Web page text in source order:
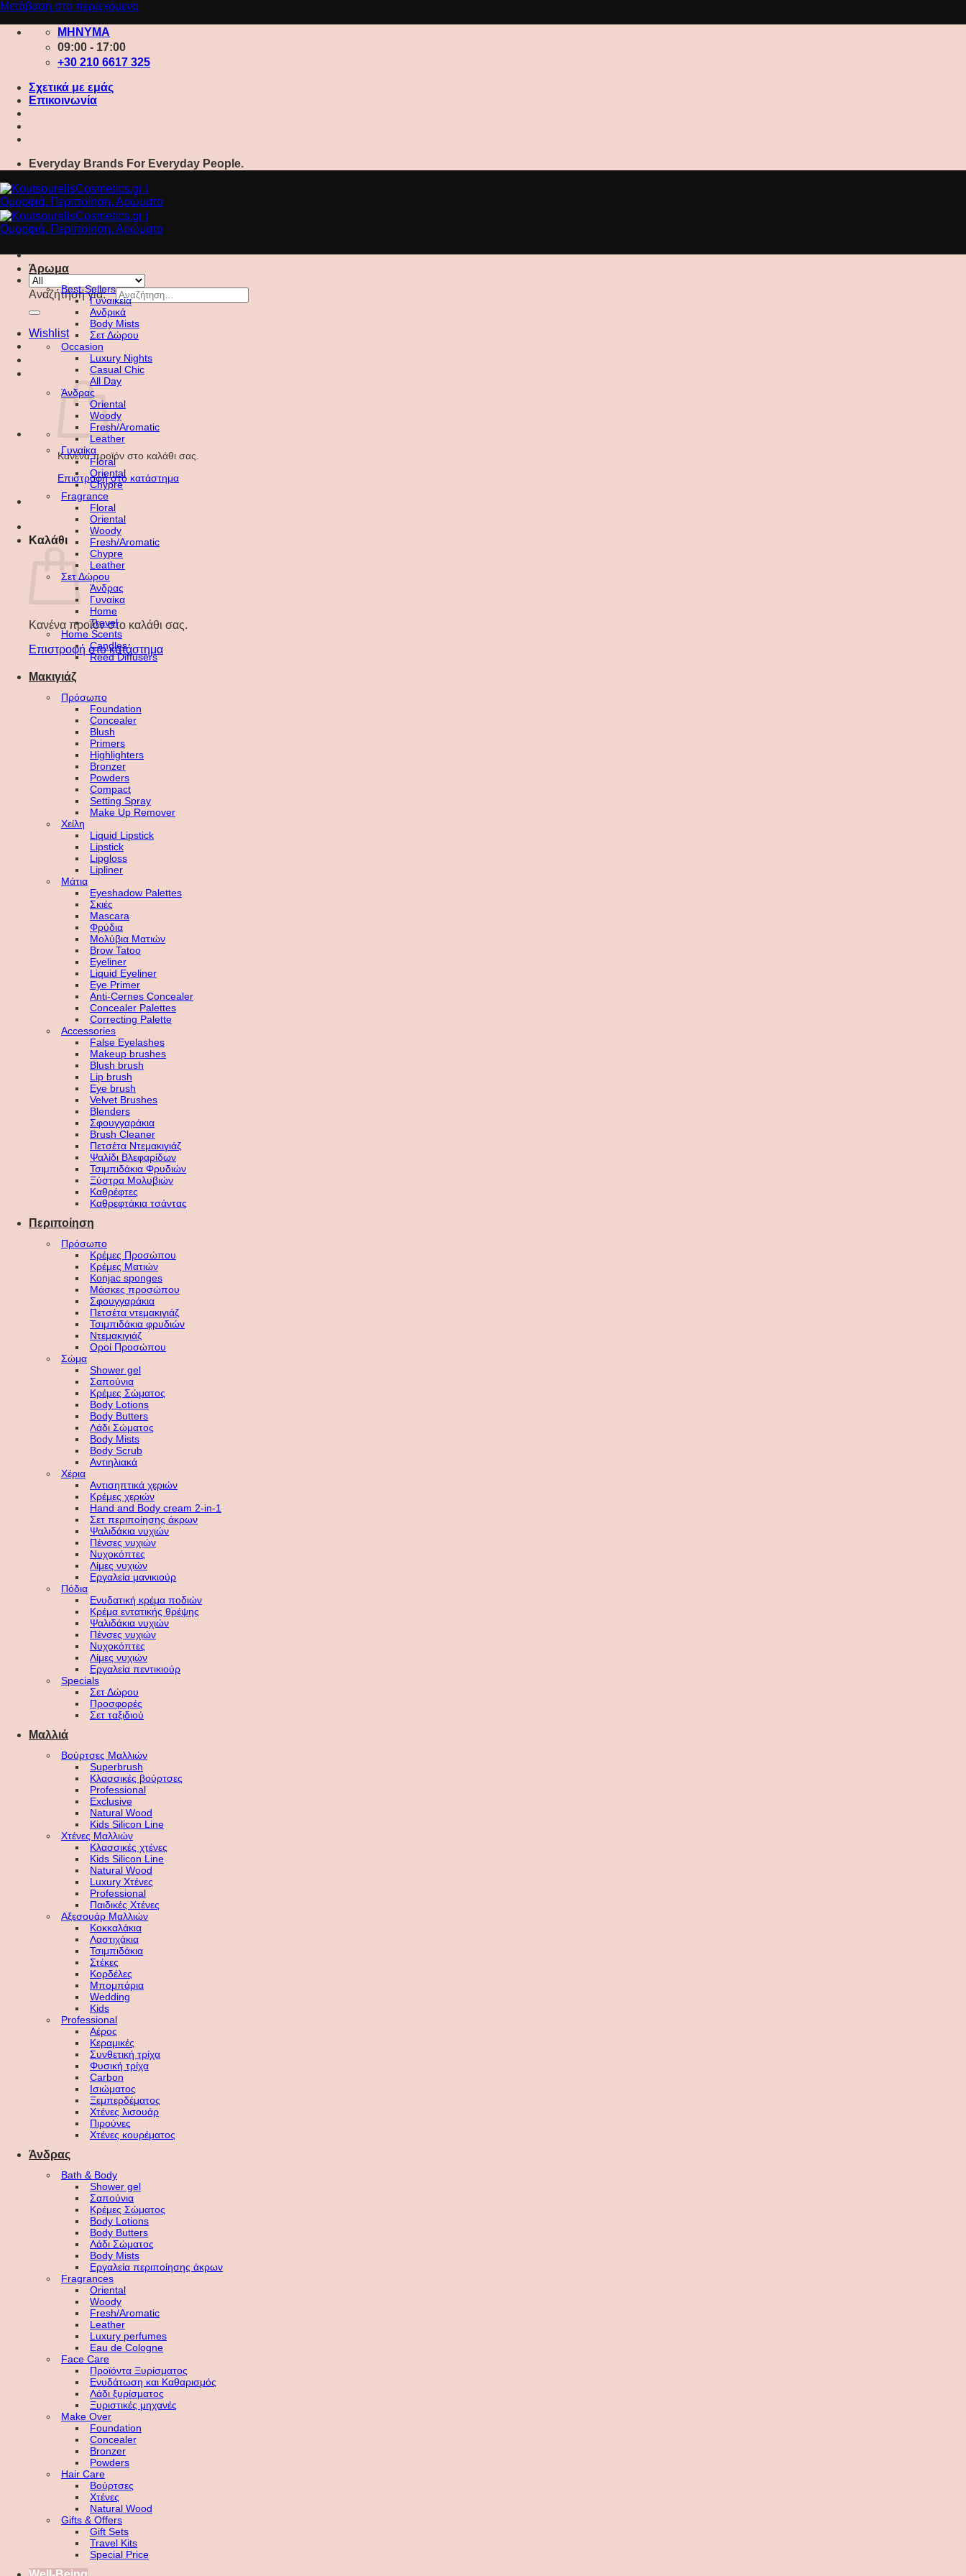
Μετάβαση στο περιεχόμενο
ΜΗΝΥΜΑ
09:00 - 17:00
+30 210 6617 325
Σχετικά με εμάς
Επικοινωνία
Everyday Brands For Everyday People.
Αναζήτηση για:
Wishlist
Κανένα προϊόν στο καλάθι σας.
Επιστροφή στο κατάστημα
Καλάθι
Κανένα προϊόν στο καλάθι σας.
Επιστροφή στο κατάστημα
Άρωμα
Best-Sellers
Γυναικεία
Ανδρικά
Body Mists
Σετ Δώρου
Occasion
Luxury Nights
Casual Chic
All Day
Άνδρας
Oriental
Woody
Fresh/Aromatic
Leather
Γυναίκα
Floral
Oriental
Chypre
Fragrance
Floral
Oriental
Woody
Fresh/Aromatic
Chypre
Leather
Σετ Δώρου
Άνδρας
Γυναίκα
Home
Travel
Home Scents
Candles
Reed Diffusers
Μακιγιάζ
Πρόσωπο
Foundation
Concealer
Blush
Primers
Highlighters
Bronzer
Powders
Compact
Setting Spray
Make Up Remover
Χείλη
Liquid Lipstick
Lipstick
Lipgloss
Lipliner
Μάτια
Eyeshadow Palettes
Σκιές
Mascara
Φρύδια
Μολύβια Ματιών
Brow Tatoo
Eyeliner
Liquid Eyeliner
Eye Primer
Anti-Cernes Concealer
Concealer Palettes
Correcting Palette
Accessories
False Eyelashes
Makeup brushes
Blush brush
Lip brush
Eye brush
Velvet Brushes
Blenders
Σφουγγαράκια
Brush Cleaner
Πετσέτα Ντεμακιγιάζ
Ψαλίδι Βλεφαρίδων
Τσιμπιδάκια Φρυδιών
Ξύστρα Μολυβιών
Καθρέφτες
Καθρεφτάκια τσάντας
Περιποίηση
Πρόσωπο
Κρέμες Προσώπου
Κρέμες Ματιών
Konjac sponges
Μάσκες προσώπου
Σφουγγαράκια
Πετσέτα ντεμακιγιάζ
Τσιμπιδάκια φρυδιών
Ντεμακιγιάζ
Οροί Προσώπου
Σώμα
Shower gel
Σαπούνια
Κρέμες Σώματος
Body Lotions
Body Butters
Λάδι Σώματος
Body Mists
Body Scrub
Αντιηλιακά
Χέρια
Αντισηπτικά χεριών
Κρέμες χεριών
Hand and Body cream 2-in-1
Σετ περιποίησης άκρων
Ψαλιδάκια νυχιών
Πένσες νυχιών
Νυχοκόπτες
Λίμες νυχιών
Εργαλεία μανικιούρ
Πόδια
Ενυδατική κρέμα ποδιών
Κρέμα εντατικής θρέψης
Ψαλιδάκια νυχιών
Πένσες νυχιών
Νυχοκόπτες
Λίμες νυχιών
Εργαλεία πεντικιούρ
Specials
Σετ Δώρου
Προσφορές
Σετ ταξιδιού
Μαλλιά
Βούρτσες Μαλλιών
Superbrush
Κλασσικές βούρτσες
Professional
Exclusive
Natural Wood
Kids Silicon Line
Χτένες Μαλλιών
Κλασσικές χτένες
Kids Silicon Line
Natural Wood
Luxury Χτένες
Professional
Παιδικές Χτένες
Αξεσουάρ Μαλλιών
Κοκκαλάκια
Λαστιχάκια
Τσιμπιδάκια
Στέκες
Κορδέλες
Μπομπάρια
Wedding
Kids
Professional
Αέρος
Κεραμικές
Συνθετική τρίχα
Φυσική τρίχα
Carbon
Ισιώματος
Ξεμπερδέματος
Χτένες λισουάρ
Πιρούνες
Χτένες κουρέματος
Άνδρας
Bath & Body
Shower gel
Σαπούνια
Κρέμες Σώματος
Body Lotions
Body Butters
Λάδι Σώματος
Body Mists
Εργαλεία περιποίησης άκρων
Fragrances
Oriental
Woody
Fresh/Aromatic
Leather
Luxury perfumes
Eau de Cologne
Face Care
Προϊόντα Ξυρίσματος
Ενυδάτωση και Καθαρισμός
Λάδι ξυρίσματος
Ξυριστικές μηχανές
Make Over
Foundation
Concealer
Bronzer
Powders
Hair Care
Βούρτσες
Χτένες
Natural Wood
Gifts & Offers
Gift Sets
Travel Kits
Special Price